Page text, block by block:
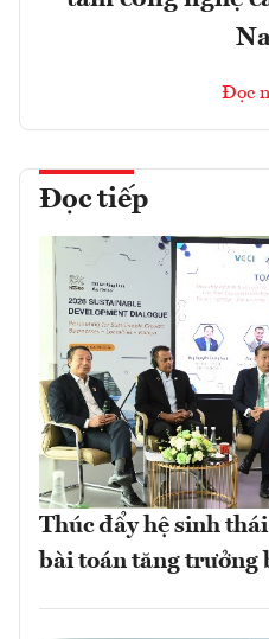
Đọc
Đọc tiếp
Thúc đẩy hệ sinh
bài toán tăng trưởng